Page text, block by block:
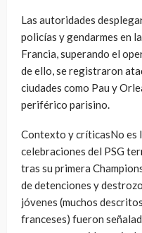
Las autoridades
policías y gendarmes en
Francia, superando el
de ello, se registraron
ciudades como Pau y
periférico parisino.
Contexto y críticasNo es
celebraciones del PSG
tras su primera
de detenciones y
jóvenes (muchos
franceses) fueron